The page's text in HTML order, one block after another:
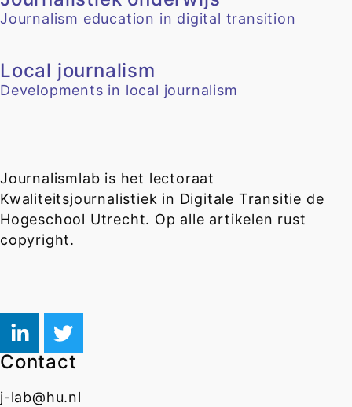
Journalism education in digital transition
Local journalism
Developments in local journalism
Journalismlab is het lectoraat
Kwaliteitsjournalistiek in Digitale Transitie de
Hogeschool Utrecht. Op alle artikelen rust
copyright.
Contact
j-lab@hu.nl